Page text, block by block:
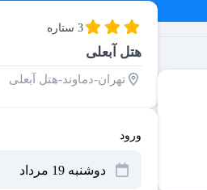
3 ستاره
هتل آبعلی
تهران-دماوند-هتل آبعلی
ورود